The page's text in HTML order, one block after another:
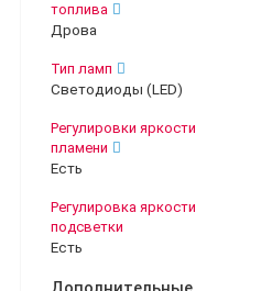
топлива
Дрова
Тип ламп
Светодиоды (LED)
Регулировки яркости
пламени
Есть
Регулировка яркости
подсветки
Есть